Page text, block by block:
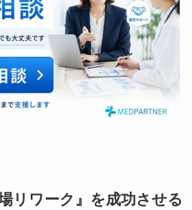
グラムが最適か判断に迷う、
支援のノウハウがなく不安を
方もいらっしゃるかもしれま
合は、産業保健の専門家へ相
合わせたアドバイスを受ける